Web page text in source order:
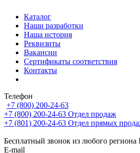
Каталог
Наши разработки
Наша история
Реквизиты
Вакансии
Сертификаты соответствия
Контакты
Телефон
+7 (800) 200-24-63
+7 (800) 200-24-63 Отдел продаж
+7 (801) 200-24-63 Отдел прямых
Бесплатный звонок из любого региона
E-mail